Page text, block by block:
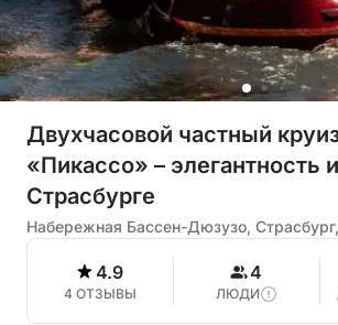
Двухчасовой частный
«Пикассо» – элегантность
Страсбурге
Набережная Бассен-Дюзузо,
4.9
4 ОТЗЫВЫ
4
ЛЮДИ